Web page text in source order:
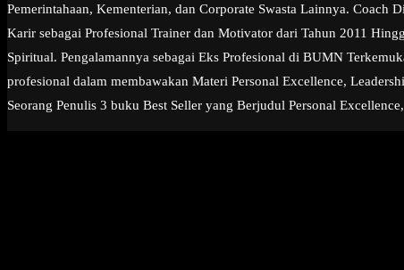
Pemerintahaan, Kementerian, dan Corporate Swasta Lainnya.
Karir sebagai Profesional Trainer dan Motivator dari Tahun 2011
Spiritual. Pengalamannya sebagai Eks Profesional di BUMN
profesional dalam membawakan Materi Personal Excellence,
Seorang Penulis 3 buku Best Seller yang Berjudul Personal